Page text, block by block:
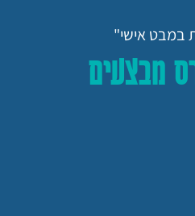
במבט אישי"
מבצעים